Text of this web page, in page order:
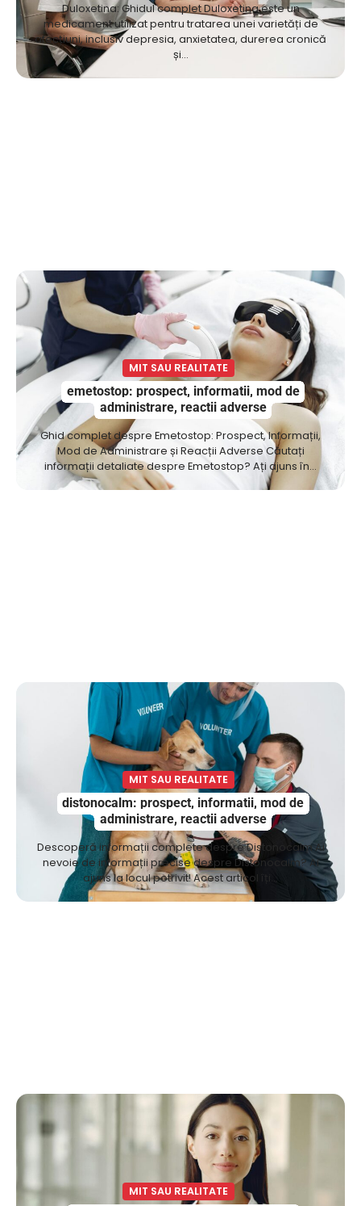
Duloxetina: Ghidul complet Duloxetina este un
medicament utilizat pentru tratarea unei varietăți de
afecțiuni, inclusiv depresia, anxietatea, durerea cronică
și…
MIT SAU REALITATE
emetostop: prospect, informatii, mod de
administrare, reactii adverse
Ghid complet despre Emetostop: Prospect, Informații,
Mod de Administrare și Reacții Adverse Căutați
informații detaliate despre Emetostop? Ați ajuns în…
MIT SAU REALITATE
distonocalm: prospect, informatii, mod de
administrare, reactii adverse
Descoperă informații complete despre Distonocalm Ai
nevoie de informații precise despre Distonocalm? Ai
ajuns la locul potrivit! Acest articol îți…
MIT SAU REALITATE